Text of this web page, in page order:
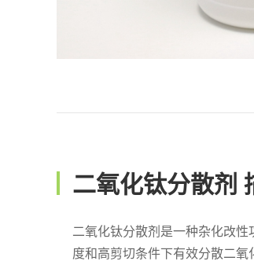
二氧化钛分散剂
二氧化钛分散剂是一种杂化改
度和高剪切条件下有效分散二